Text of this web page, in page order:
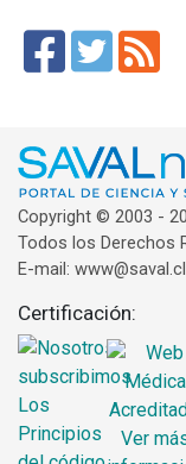
Copyright © 2003 -
Todos los Derechos
E-mail: www@saval.cl
Certificación: